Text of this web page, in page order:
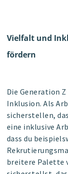
Vielfalt und
fördern
Die Generation
Inklusion. Als
sicherstellen,
eine inklusive
dass du
breitere Palette